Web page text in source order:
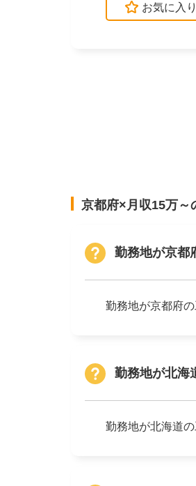
お気に入り
京都府×月収15万～
勤務地が京都
勤務地が京都府
勤務地が北海
勤務地が北海道